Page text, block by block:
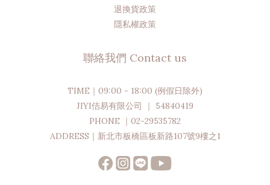
退換貨政策
隱私權政策
聯絡我們 Contact us
TIME｜09:00 - 18:00 (例假日除外)
JIYI佶易有限公司 ｜ 54840419
PHONE ｜02-29535782
ADDRESS｜新北市板橋區板新路107號9樓之1